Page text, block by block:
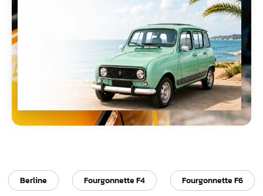
restauration de R4.
Que vous soyez un passionné de la marque
ou un amateur de voitures anciennes, vous
trouverez ici despièces authentiques,
conçues pour assurer la performance et
l’authenticité de votre véhicule.
Berline Fourgonnette F4 Fourgonnette F6